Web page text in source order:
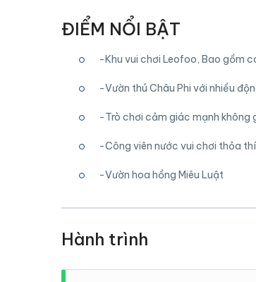
ĐIỂM NỔI BẬT
-Khu vui chơi Leofoo, Bao gồm
-Vườn thú Châu Phi với nhiều
-Trò chơi cảm giác mạnh không
-Công viên nước vui chơi thỏa
-Vườn hoa hồng Miêu Luật
Hành trình